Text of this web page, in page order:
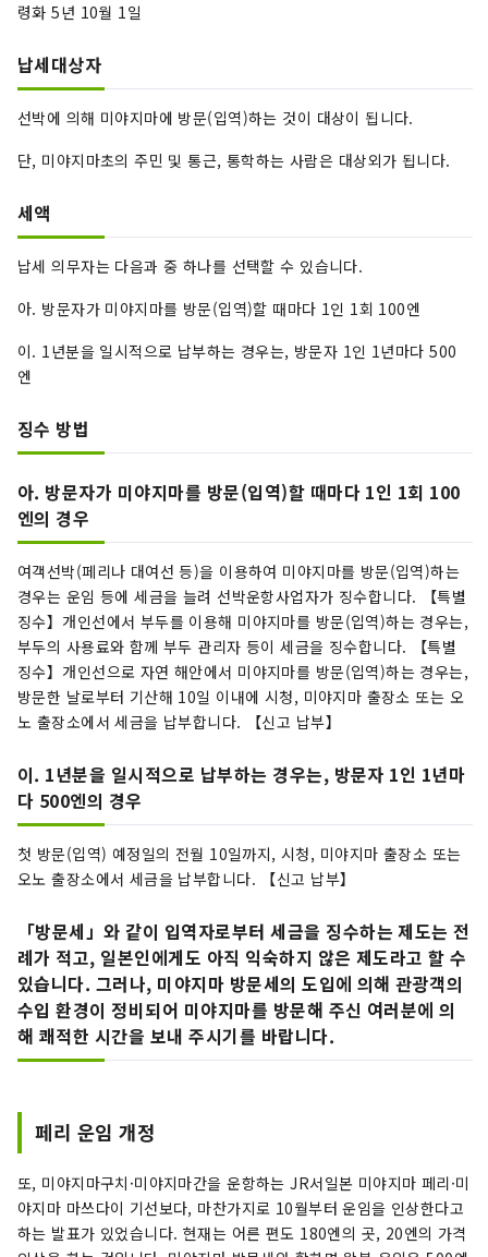
령화 5년 10월 1일
납세대상자
선박에 의해 미야지마에 방문(입역)하는 것이 대상이 됩니다.
단, 미야지마초의 주민 및 통근, 통학하는 사람은 대상외가 됩니다.
세액
납세 의무자는 다음과 중 하나를 선택할 수 있습니다.
아. 방문자가 미야지마를 방문(입역)할 때마다 1인 1회 100엔
이. 1년분을 일시적으로 납부하는 경우는, 방문자 1인 1년마다 500
엔
징수 방법
아. 방문자가 미야지마를 방문(입역)할 때마다 1인 1회 100
엔의 경우
여객선박(페리나 대여선 등)을 이용하여 미야지마를 방문(입역)하는
경우는 운임 등에 세금을 늘려 선박운항사업자가 징수합니다. 【특별
징수】개인선에서 부두를 이용해 미야지마를 방문(입역)하는 경우는,
부두의 사용료와 함께 부두 관리자 등이 세금을 징수합니다. 【특별
징수】개인선으로 자연 해안에서 미야지마를 방문(입역)하는 경우는,
방문한 날로부터 기산해 10일 이내에 시청, 미야지마 출장소 또는 오
노 출장소에서 세금을 납부합니다. 【신고 납부】
이. 1년분을 일시적으로 납부하는 경우는, 방문자 1인 1년마
다 500엔의 경우
첫 방문(입역) 예정일의 전월 10일까지, 시청, 미야지마 출장소 또는
오노 출장소에서 세금을 납부합니다. 【신고 납부】
「방문세」와 같이 입역자로부터 세금을 징수하는 제도는 전
례가 적고, 일본인에게도 아직 익숙하지 않은 제도라고 할 수
있습니다. 그러나, 미야지마 방문세의 도입에 의해 관광객의
수입 환경이 정비되어 미야지마를 방문해 주신 여러분에 의
해 쾌적한 시간을 보내 주시기를 바랍니다.
페리 운임 개정
또, 미야지마구치·미야지마간을 운항하는 JR서일본 미야지마 페리·미
야지마 마쓰다이 기선보다, 마찬가지로 10월부터 운임을 인상한다고
하는 발표가 있었습니다. 현재는 어른 편도 180엔의 곳, 20엔의 가격